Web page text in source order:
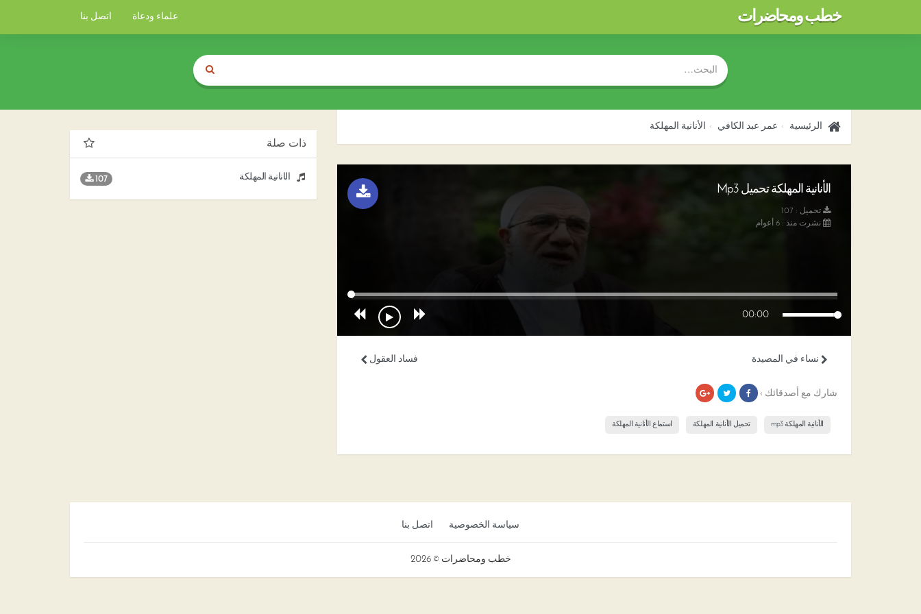
خطب ومحاضرات علماء ودعاة اتصل بنا
الرئيسية عمر عبد الكافي الأنانية المهلكة
الأنانية المهلكة تحميل Mp3
تحميل : 107
نشرت منذ : 6 أعوام
00:00
فساد العقول نساء في المصيدة
شارك مع أصدقائك ›
الأنانية المهلكة mp3 تحميل الأنانية المهلكة استماع الأنانية المهلكة
ذات صلة
الأنانية المهلكة 107
سياسة الخصوصية اتصل بنا
خطب ومحاضرات © 2026